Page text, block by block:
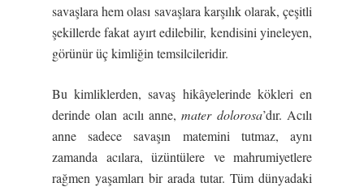
savaşlara hem olası savaşlara karşılık olarak, çeşitli
şekillerde fakat ayırt edilebilir, kendisini yineleyen,
görünür üç kimliğin temsilcileridir.
Bu kimliklerden, savaş hikâyelerinde kökleri en
derinde olan acılı anne,mater dolorosa’dır. Acılı
anne sadece savaşın matemini tutmaz, aynı
zamanda acılara, üzüntülere ve mahrumiyetlere
rağmen yaşamları bir arada tutar. Tüm dünyadaki